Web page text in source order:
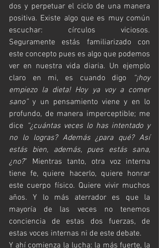
dos y perpetuar el ciclo de una manera
positiva. Existe algo que es muy común
escuchar: círculos viciosos.
Seguramente estás familiarizado con
este concepto pues es algo que podemos
ver en nuestra vida diaria. Un ejemplo
claro en mi, es cuando digo
“¡hoy
empiezo la dieta! Hoy ya voy a comer
sano” y un pensamiento viene y en lo
profundo, de manera imperceptible; me
dice “¿cuántas veces lo has intentado y
no lo logras? Además ¿para qué? Así
estás bien, además, pues estás sana,
¿no?” Mientras tanto, otra voz interna
tiene fe, quiere hacerlo, quiere honrar
este cuerpo físico. Quiere vivir muchos
años. Y lo más aterrador es que la
mayoría de las veces no tenemos
conciencia de estas dos fuerzas, de
estas voces internas ni de este debate.
Y ahí comienza la lucha: la más fuerte, la